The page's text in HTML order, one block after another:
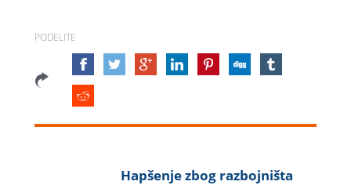
PODELITE
Hapšenje zbog razbojništa